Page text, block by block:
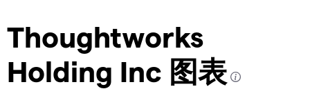
Thoughtworks
Holding Inc 图表